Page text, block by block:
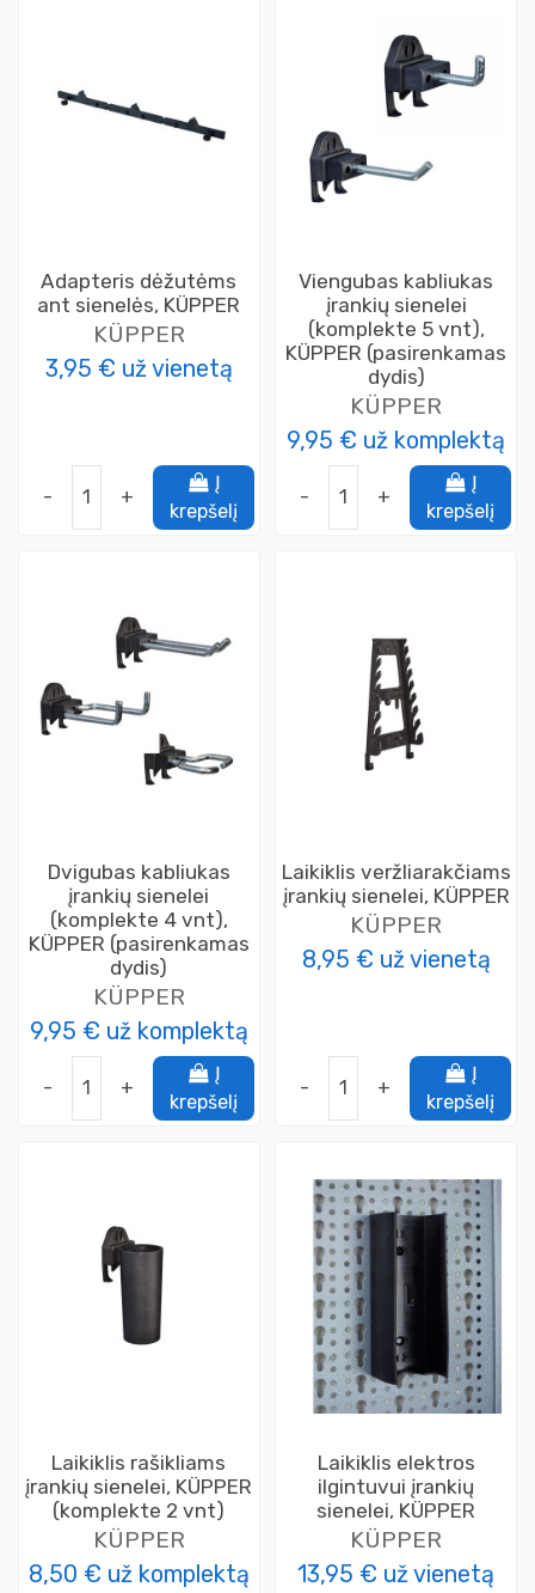
Adapteris dėžutėms
ant sienelės, KÜPPER
KÜPPER
3,95 € už vienetą
- +
Į
krepšelį
Viengubas kabliukas
įrankių sienelei
(komplekte 5 vnt),
KÜPPER (pasirenkamas
dydis)
KÜPPER
9,95 € už komplektą
- +
Į
krepšelį
Dvigubas kabliukas
įrankių sienelei
(komplekte 4 vnt),
KÜPPER (pasirenkamas
dydis)
KÜPPER
9,95 € už komplektą
- +
Į
krepšelį
Laikiklis veržliarakčiams
įrankių sienelei, KÜPPER
KÜPPER
8,95 € už vienetą
- +
Į
krepšelį
Laikiklis rašikliams
įrankių sienelei, KÜPPER
(komplekte 2 vnt)
KÜPPER
8,50 € už komplektą
Laikiklis elektros
ilgintuvui įrankių
sienelei, KÜPPER
KÜPPER
13,95 € už vienetą